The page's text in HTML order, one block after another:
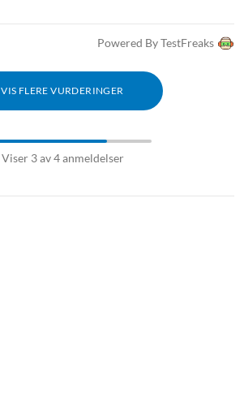
Powered By TestFreaks
VIS FLERE VURDERINGER
Viser 3 av 4 anmeldelser